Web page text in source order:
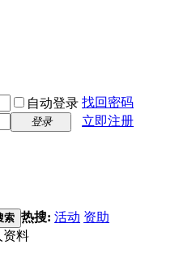
自动登录 找回密码
登录
立即注册
索 热搜: 活动 资助
资料